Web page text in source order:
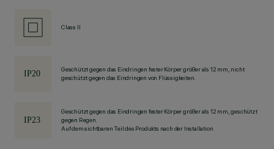
Class II
Geschützt gegen das Eindringen fester Körper größer als 12 mm, nicht
geschützt gegen das Eindringen von Flüssigkeiten.
Geschützt gegen das Eindringen fester Körper größer als 12 mm, geschützt
gegen Regen.
Auf dem sichtbaren Teil des Produkts nach der Installation